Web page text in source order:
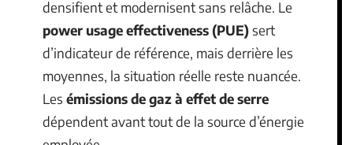
densifient et modernisent sans relâche. Le
power usage effectiveness (PUE)sert
d’indicateur de référence, mais derrière les
moyennes, la situation réelle reste nuancée.
Les émissions de gaz à effet de serre
dépendent avant tout de la source d’énergie